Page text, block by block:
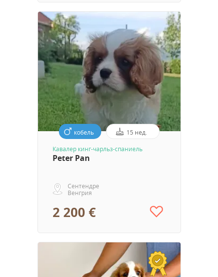
кобель 15 нед.
Кавалер кинг-чарльз-спаниель
Peter Pan
Сентендре
Венгрия
2 200 €